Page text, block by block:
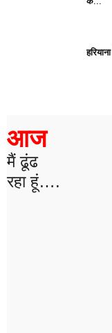
आज
मैं ढूंढ
रहा हूं….